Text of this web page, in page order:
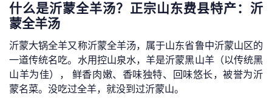
什么是沂蒙全羊汤？正宗山东费县特产：沂
蒙全羊汤
沂蒙大锅全羊又称沂蒙全羊汤，属于山东省鲁中沂蒙山区的
一道传统名吃。水用控山泉水，羊是沂蒙黑山羊（以传统黑
山羊为佳）， 鲜香肉嫩、香味独特、回味悠长，被誉为沂
蒙名菜。没吃过全羊，就没到过沂蒙山。